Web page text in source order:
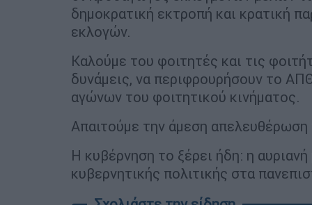
δημοκρατική εκτροπή και κρατική
εκλογών.
Καλούμε του φοιτητές και τις
δυνάμεις, να περιφρουρήσουν το
αγώνων του φοιτητικού κινήματος.
Απαιτούμε την άμεση
Η κυβέρνηση το ξέρει ήδη: η
κυβερνητικής πολιτικής στα